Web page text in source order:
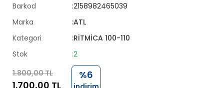
Barkod
:2158982465039
Marka
:ATL
Kategori
:RİTMİCA 100-110
Stok
:2
1.800,00 TL
1.700,00 TL
%6